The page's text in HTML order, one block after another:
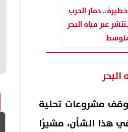
خطيرة.. دمار الحرب
عبر مياه البحر
البحر
مشروعات تحلية
هذا الشأن، مشيرًا
جسار: لا خلاف مع عمرو دياب..
أخ وصديق وحبيب
07 أغسطس, 2026 12:17 م